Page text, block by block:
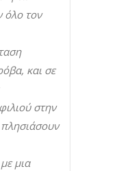
όλο τον
και σε
στην
πλησιάσουν
μια